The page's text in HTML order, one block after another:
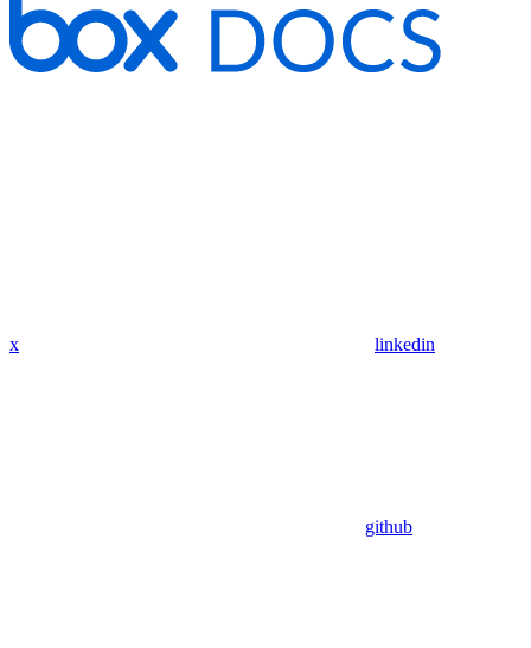
x linkedin
github